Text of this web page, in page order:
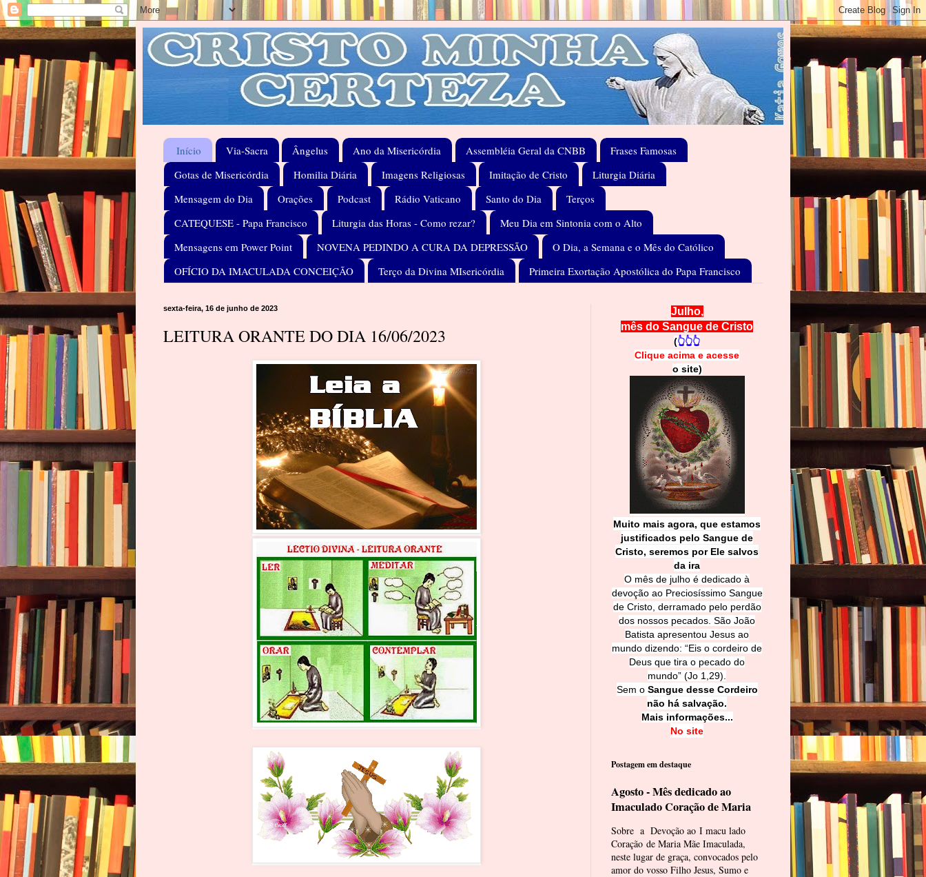
Início Via-Sacra Ângelus Ano da Misericórdia Assembléia Geral da CNBB
Frases Famosas
Gotas de Misericórdia
Homilia Diária Imagens Religiosas Imitação de Cristo
Liturgia Diária
Mensagem do Dia
Orações Podcast Rádio Vaticano Santo do Dia
Terços
CATEQUESE - Papa Francisco
Liturgia das Horas - Como rezar?
Meu Dia em Sintonia com o Alto
Mensagens em Power Point
NOVENA PEDINDO A CURA DA DEPRESSÃO
O Dia, a Semana e o Mês do Católico
OFÍCIO DA IMACULADA CONCEIÇÃO
Terço da Divina MIsericórdia Primeira Exortação Apostólica do Papa Francisco
sexta-feira, 16 de junho de 2023
LEITURA ORANTE DO DIA 16/06/2023
Julho,
mês do Sangue de Cristo
(👆👆👆
Clique acima e acesse
o site)
Muito mais agora, que estamos
justificados pelo Sangue de
Cristo, seremos por Ele salvos
da ira
O mês de julho é dedicado à
devoção ao Preciosíssimo Sangue
de Cristo, derramado pelo perdão
dos nossos pecados. São João
Batista apresentou Jesus ao
mundo dizendo: “Eis o cordeiro de
Deus que tira o pecado do
mundo” (Jo 1,29).
Sem o Sangue desse Cordeiro
não há salvação.
Mais informações...
No site
Postagem em destaque
Agosto - Mês dedicado ao
Imaculado Coração de Maria
Sobre a Devoção ao I macu lado
Coração de Maria Mãe Imaculada,
neste lugar de graça, convocados pelo
amor do vosso Filho Jesus, Sumo e